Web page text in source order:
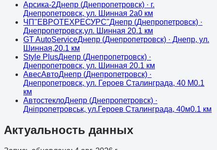
Арсика-2Днепр (Днепропетровск) · г.
Днепропетровск, ул. Шинная 2а0 км
ЧП"ЕВРОТЕХРЕСУРС"Днепр (Днепропетровск) ·
Днепропетровск,ул. Шинная 20.1 км
GT AutoServiceДнепр (Днепропетровск) · Днепр, ул.
Шинная,20.1 км
Style PlusДнепр (Днепропетровск) ·
Днепропетровск, ул. Шинная 20.1 км
АвесАвтоДнепр (Днепропетровск) ·
Днепропетровск, ул. Героев Сталинграда, 40 М0.1
км
АвтостеклоДнепр (Днепропетровск) ·
Дніпропетровськ, ул.Героев Сталинграда, 40м0.1 км
Актуальность данных